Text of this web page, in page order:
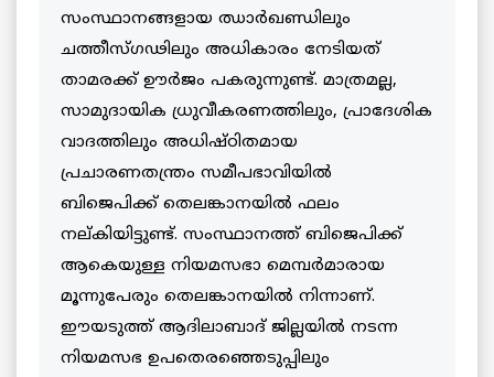
സംസ്ഥാനങ്ങളായ ഝാര്‍ഖണ്ഡിലും
ചത്തീസ്ഗഢിലും അധികാരം നേടിയത്
താമരക്ക് ഊര്‍ജം പകരുന്നുണ്ട്. മാത്രമല്ല,
സാമുദായിക ധ്രുവീകരണത്തിലും, പ്രാദേശിക
വാദത്തിലും അധിഷ്ഠിതമായ
പ്രചാരണതന്ത്രം സമീപഭാവിയില്‍
ബിജെപിക്ക് തെലങ്കാനയില്‍ ഫലം
നല്കിയിട്ടുണ്ട്. സംസ്ഥാനത്ത് ബിജെപിക്ക്
ആകെയുള്ള നിയമസഭാ മെമ്പര്‍മാരായ
മൂന്നുപേരും തെലങ്കാനയില്‍ നിന്നാണ്.
ഈയടുത്ത് ആദിലാബാദ് ജില്ലയില്‍ നടന്ന
നിയമസഭ ഉപതെരഞ്ഞെടുപ്പിലും